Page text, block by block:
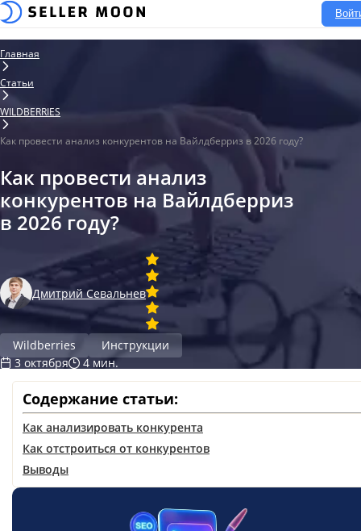
Главная
Статьи
WILDBERRIES
Как провести анализ конкурентов на Вайлдберриз в 2026 году?
Как провести анализ
конкурентов на Вайлдберриз
в 2026 году?
Дмитрий Севальнев
Wildberries
Инструкции
3 октября
4 мин.
Содержание статьи:
Как анализировать конкурента
Как отстроиться от конкурентов
Выводы